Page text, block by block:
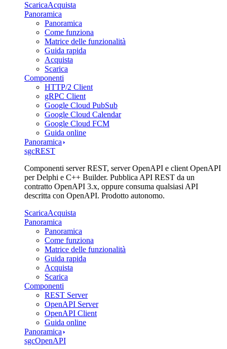
ScaricaAcquista
Panoramica
Panoramica
Come funziona
Matrice delle funzionalità
Guida rapida
Acquista
Scarica
Componenti
HTTP/2 Client
gRPC Client
Google Cloud PubSub
Google Cloud Calendar
Google Cloud FCM
Guida online
Panoramica
sgcREST
Componenti server REST, server OpenAPI e client OpenAPI
per Delphi e C++ Builder. Pubblica API REST da un
contratto OpenAPI 3.x, oppure consuma qualsiasi API
descritta con OpenAPI. Prodotto autonomo.
ScaricaAcquista
Panoramica
Panoramica
Come funziona
Matrice delle funzionalità
Guida rapida
Acquista
Scarica
Componenti
REST Server
OpenAPI Server
OpenAPI Client
Guida online
Panoramica
sgcOpenAPI